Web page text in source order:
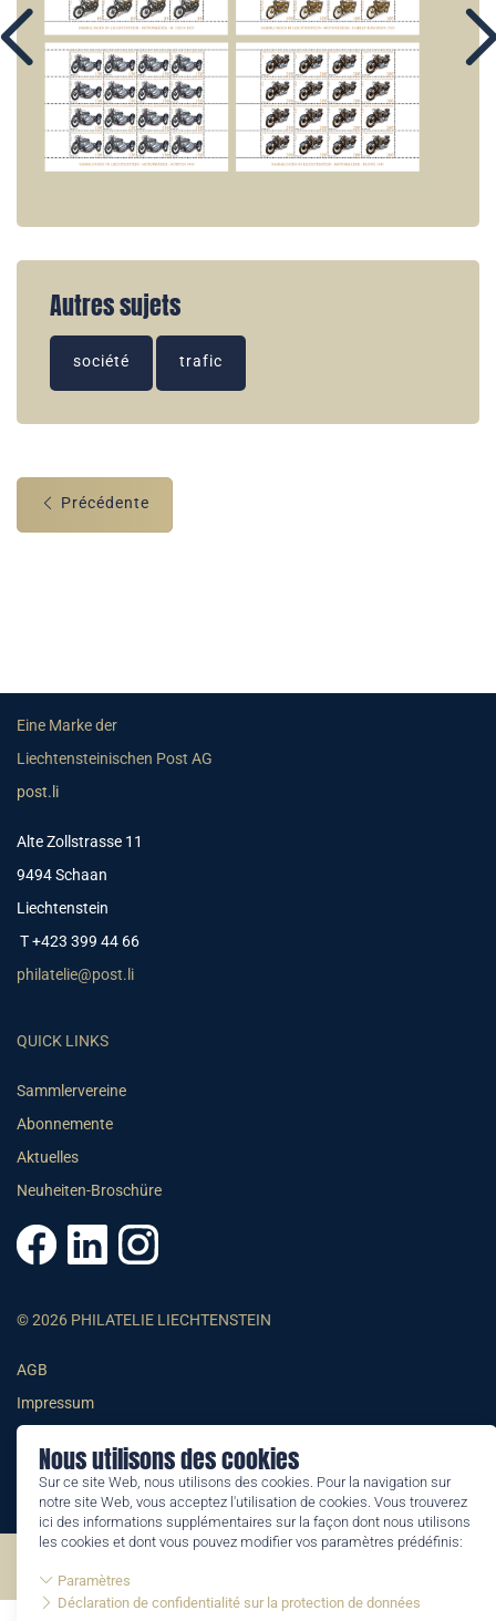
Nous utilisons des cookies
Sur ce site Web, nous utilisons des cookies. Pour la navigation sur
notre site Web, vous acceptez l'utilisation de cookies. Vous trouverez
ici des informations supplémentaires sur la façon dont nous utilisons
les cookies et dont vous pouvez modifier vos paramètres prédéfinis:
Paramètres
Déclaration de confidentialité sur la protection de données
Autres sujets
société trafic
Précédente
Eine Marke der
Liechtensteinischen Post AG
post.li
Alte Zollstrasse 11
9494 Schaan
Liechtenstein
T +423 399 44 66
philatelie@post.li
QUICK LINKS
Sammlervereine
Abonnemente
Aktuelles
Neuheiten-Broschüre
© 2026 PHILATELIE LIECHTENSTEIN
AGB
Impressum
Datenschutzerklärung